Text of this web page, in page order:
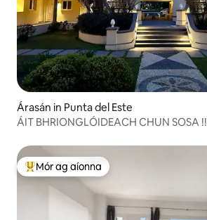
Árasán in Punta del Este
ÁIT BHRIONGLÓIDEACH CHUN SOSA !!
An-mhór ag aíonna
Mór ag aíonna